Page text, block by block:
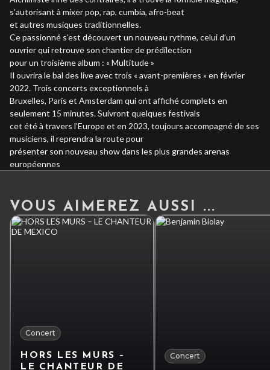
s’autorisant à mixer pop, rap, cumbia, afro-beat
et autres musiques traditionnelles.
Ce passionné s’est découvert un nouveau rythme, celui d’un
ouvrier qui retrouve son chantier de prédilection
pour un troisième album : « Multitude »
Il ouvrira le bal des live avec trois « avant-premières » en février
2022. Trois concerts exceptionnels à
Bruxelles, Paris et Amsterdam qui ont affiché complets en
seulement 15 minutes. Suivront quelques festivals
cet été à travers l’Europe et en 2023, toujours accompagné de ses
musiciens, il reprendra la route pour
présenter son nouveau show dans les plus grandes arenas
européennes
VOUS AIMEREZ AUSSI ...
Concert
HORS LES MURS –
LE CHANTEUR DE
Concert